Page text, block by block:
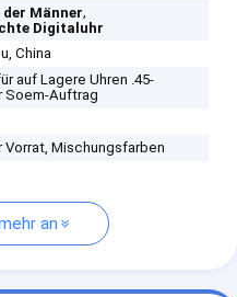
Männer,
Digitaluhr
China
auf Lagere Uhren .45-
Soem-Auftrag
Vorrat, Mischungsfarben
an